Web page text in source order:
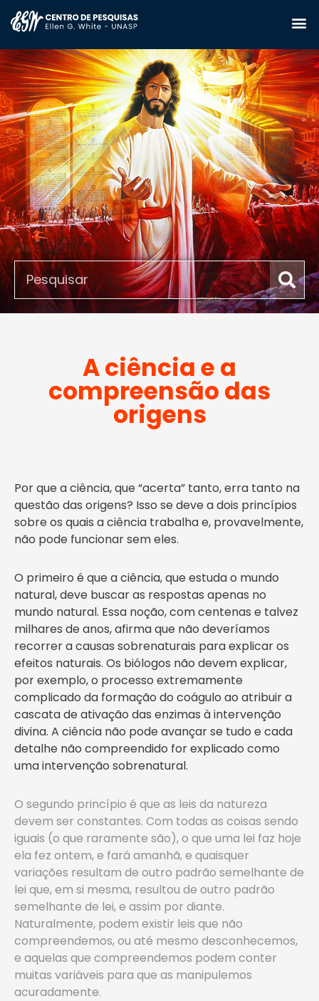
A ciência e a
compreensão das
origens
Por que a ciência, que “acerta” tanto, erra tanto na
questão das origens? Isso se deve a dois princípios
sobre os quais a ciência trabalha e, provavelmente,
não pode funcionar sem eles.
O primeiro é que a ciência, que estuda o mundo
natural, deve buscar as respostas apenas no
mundo natural. Essa noção, com centenas e talvez
milhares de anos, afirma que não deveríamos
recorrer a causas sobrenaturais para explicar os
efeitos naturais. Os biólogos não devem explicar,
por exemplo, o processo extremamente
complicado da formação do coágulo ao atribuir a
cascata de ativação das enzimas à intervenção
divina. A ciência não pode avançar se tudo e cada
detalhe não compreendido for explicado como
uma intervenção sobrenatural.
O segundo princípio é que as leis da natureza
devem ser constantes. Com todas as coisas sendo
iguais (o que raramente são), o que uma lei faz hoje
ela fez ontem, e fará amanhã, e quaisquer
variações resultam de outro padrão semelhante de
lei que, em si mesma, resultou de outro padrão
semelhante de lei, e assim por diante.
Naturalmente, podem existir leis que não
compreendemos, ou até mesmo desconhecemos,
e aquelas que compreendemos podem conter
muitas variáveis para que as manipulemos
acuradamente.